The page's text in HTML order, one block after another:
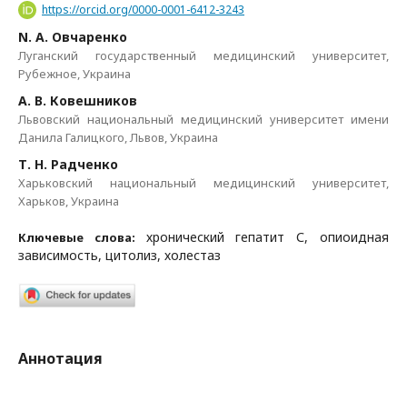
https://orcid.org/0000-0001-6412-3243
N. A. Овчаренко
Луганский государственный медицинский университет,
Рубежное, Украина
А. В. Ковешников
Львовский национальный медицинский университет имени
Данила Галицкого, Львов, Украина
Т. Н. Радченко
Харьковский национальный медицинский университет,
Харьков, Украина
Ключевые слова: хронический гепатит С, опиоидная
зависимость, цитолиз, холестаз
Аннотация